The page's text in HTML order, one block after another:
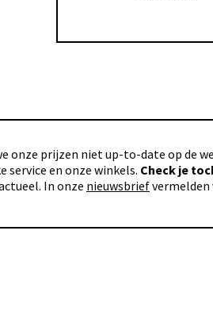
onze prijzen niet up-to-date op de
service en onze winkels. Check je
In onze nieuwsbriefvermelden